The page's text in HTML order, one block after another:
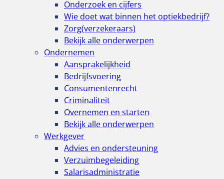
Onderzoek en cijfers
Wie doet wat binnen het optiekbedrijf?
Zorg(verzekeraars)
Bekijk alle onderwerpen
Ondernemen
Aansprakelijkheid
Bedrijfsvoering
Consumentenrecht
Criminaliteit
Overnemen en starten
Bekijk alle onderwerpen
Werkgever
Advies en ondersteuning
Verzuimbegeleiding
Salarisadministratie